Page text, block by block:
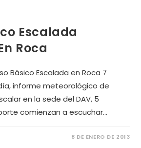
Escalada
Roca
Básico Escalada en Roca 7
informe meteorológico de
en la sede del DAV, 5
comienzan a escuchar…
8 DE ENERO DE 2013